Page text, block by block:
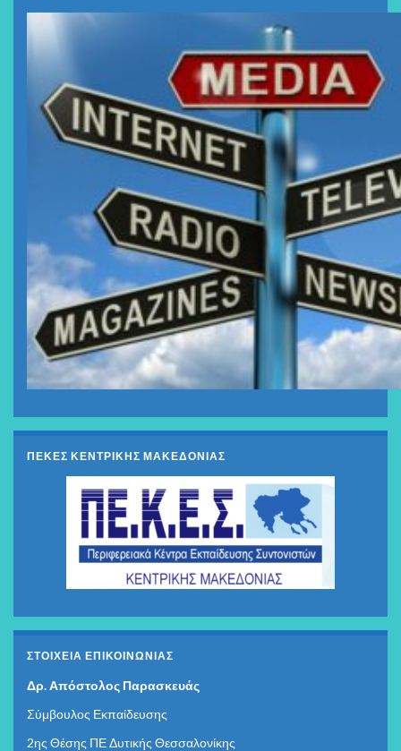
ΠΕΚΕΣ ΚΕΝΤΡΙΚΗΣ ΜΑΚΕΔΟΝΙΑΣ
ΣΤΟΙΧΕΊΑ ΕΠΙΚΟΙΝΩΝΊΑΣ
Δρ. Απόστολος Παρασκευάς
Σύμβουλος Εκπαίδευσης
2ης Θέσης ΠΕ Δυτικής Θεσσαλονίκης